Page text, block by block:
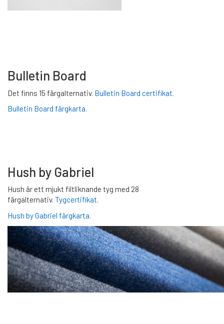
Bulletin Board
Det finns 15 färgalternativ. Bulletin Board certifikat.
Bulletin Board färgkarta.
Hush by Gabriel
Hush är ett mjukt filtliknande tyg med 28
färgalternativ. Tygcertifikat.
Hush by Gabriel färgkarta.